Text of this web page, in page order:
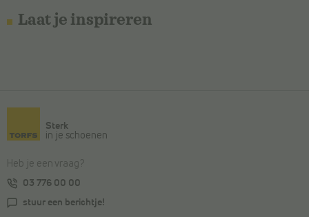
Laat je inspireren
Sterk
in je schoenen
Heb je een vraag?
03 776 00 00
stuur een berichtje!